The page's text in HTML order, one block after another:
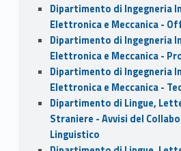
Dipartimento di Ingegneria
Elettronica e Meccanica -
Dipartimento di Ingegneria
Elettronica e Meccanica -
Dipartimento di Ingegneria
Elettronica e Meccanica -
Dipartimento di Lingue,
Straniere - Avvisi del
Linguistico